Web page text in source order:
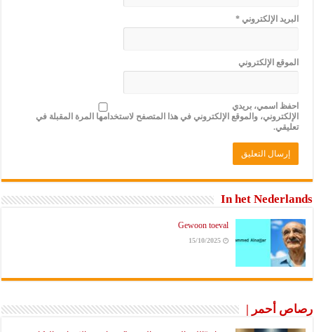
البريد الإلكتروني*
الموقع الإلكتروني
احفظ اسمي، بريدي
الإلكتروني، والموقع الإلكتروني في هذا المتصفح لاستخدامها المرة المقبلة في
تعليقي.
In het Nederlands
Gewoon toeval
15/10/2025
رصاص أحمر |